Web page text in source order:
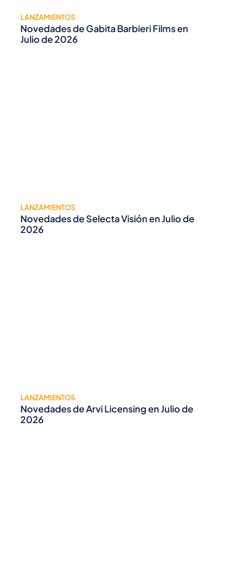
LANZAMIENTOS
Novedades de Gabita Barbieri Films en
Julio de 2026
LANZAMIENTOS
Novedades de Selecta Visión en Julio de
2026
LANZAMIENTOS
Novedades de Arvi Licensing en Julio de
2026